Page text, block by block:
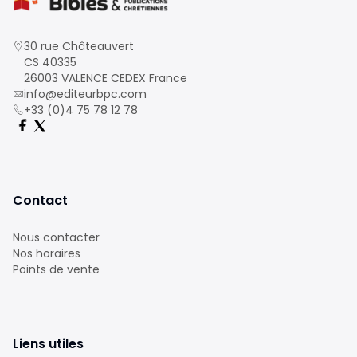
30 rue Châteauvert
CS 40335
26003 VALENCE CEDEX France
info@editeurbpc.com
+33 (0)4 75 78 12 78
Contact
Nous contacter
Nos horaires
Points de vente
Liens utiles